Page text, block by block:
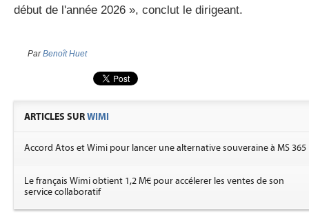
début de l'année 2026 », conclut le dirigeant.
ParBenoît Huet
ARTICLES SURWIMI
Accord Atos et Wimi pour lancer une alternative souveraine à MS 365
Le français Wimi obtient 1,2 M€ pour accélerer les ventes de son
service collaboratif